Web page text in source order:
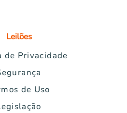
Leilões
de Privacidade
de Uso